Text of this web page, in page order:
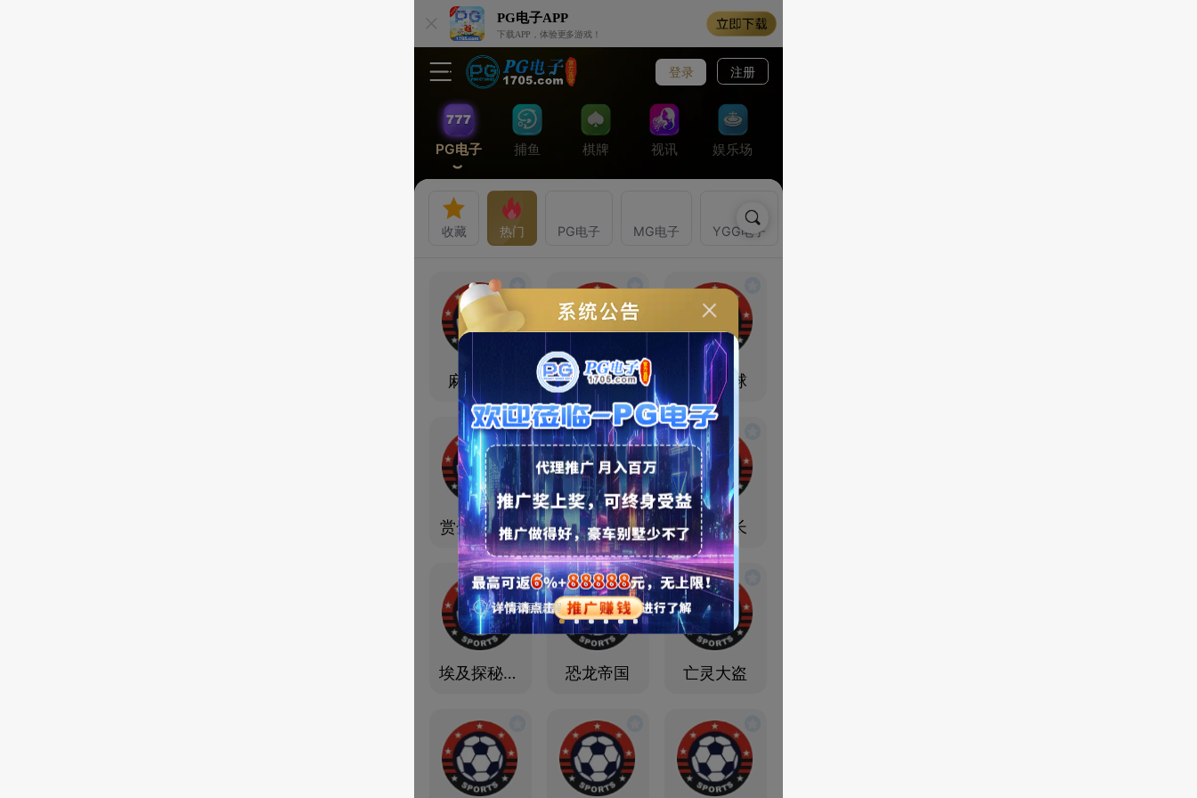
PG电子APP
下载APP，体验更多游戏！
登录 注册
PG电子 捕鱼 棋牌 视讯 娱乐场
收藏 热门 PG电子 MG电子 YGG电子
麻将胡了 麻将胡了2 少林足球
赏金大对决 赏金女王 赏金船长
埃及探秘宝典 恐龙帝国 亡灵大盗
今日不再提醒